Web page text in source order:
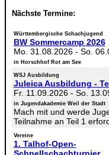
Nächste Termine:
Württembergische Schachjugend
BW Sommercamp 2026
Mo. 31.08.2026- So.
in Horschhof Rot am See
WSJ Ausbildung
Juleica Ausbildung -
Fr. 11.09.2026- So.
in Jugendakademie Weil der Stadt
Mach mit und werde
Teilnahme an Teil 1
Vereine
1. Talhof-Open-